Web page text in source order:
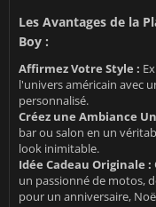
Les Avantages de la
Boy :
Affirmez Votre Style :
l'univers américain avec
personnalisé.
Créez une Ambiance
bar ou salon en un
look inimitable.
Idée Cadeau Originale :
un passionné de motos,
pour un anniversaire,